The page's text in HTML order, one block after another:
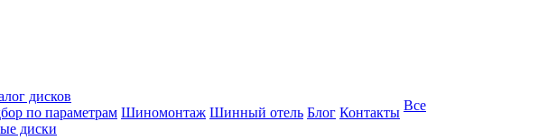
дисков
по параметрам
диски
Шиномонтаж Шинный отель Блог Контакты Все